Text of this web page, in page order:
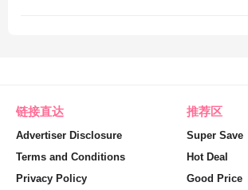
链接直达
Advertiser Disclosure
Terms and Conditions
Privacy Policy
推荐区
Super Save
Hot Deal
Good Price